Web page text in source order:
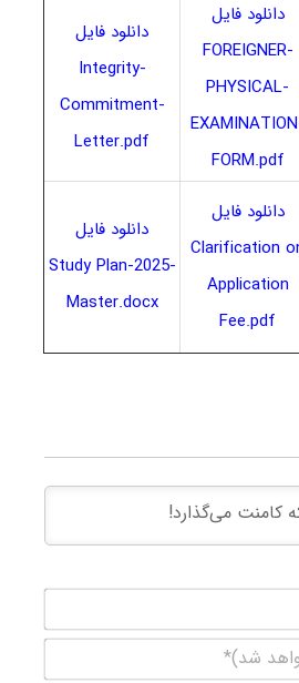
دانلود فایل
FOREIGNER-
PHYSICAL-
FORM.pdf
دانلود فایل
Integrity-
Commitment-
Letter.pdf
دانلود فایل
Clarification
Application
Fee.pdf
دانلود فایل
Study Plan-2025-
Master.docx
(منتشر